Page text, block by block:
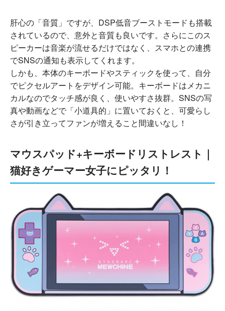
肝心の「音質」ですが、DSP低音ブーストモードも搭載
されているので、意外と音質も良いです。さらにこのス
ピーカーは音楽が流せるだけではなく、スマホとの連携
でSNSの通知も表示してくれます。
しかも、本体のキーボードやスティックを使って、自分
でピクセルアートをデザイン可能。キーボードはメカニ
カルなのでタッチ感が良く、使いやすさ抜群。SNSの写
真や動画などで「小道具的」に置いておくと、可愛らし
さが引き立ってファンが増えること間違いなし！
マウスパッド+キーボードリストレスト｜
猫好きゲーマー女子にピッタリ！